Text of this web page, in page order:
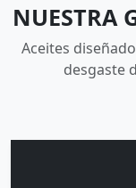
NUESTRA
Aceites
desgaste